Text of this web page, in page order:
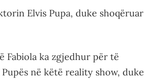
Elvis Pupa, duke shoqëruar
Fabiola ka zgjedhur për të
në këtë reality show, duke